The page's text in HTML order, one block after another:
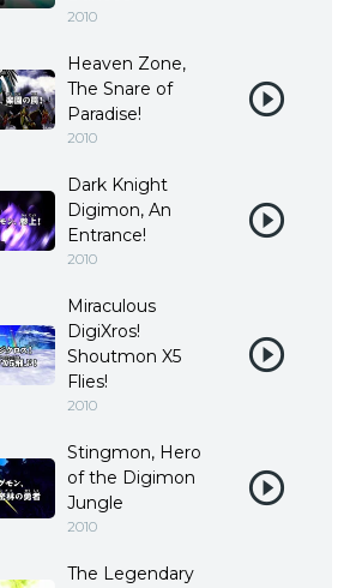
2010
Heaven Zone,
The Snare of
Paradise!
2010
Dark Knight
Digimon, An
Entrance!
2010
Miraculous
DigiXros!
Shoutmon X5
Flies!
2010
Stingmon, Hero
of the Digimon
Jungle
2010
The Legendary